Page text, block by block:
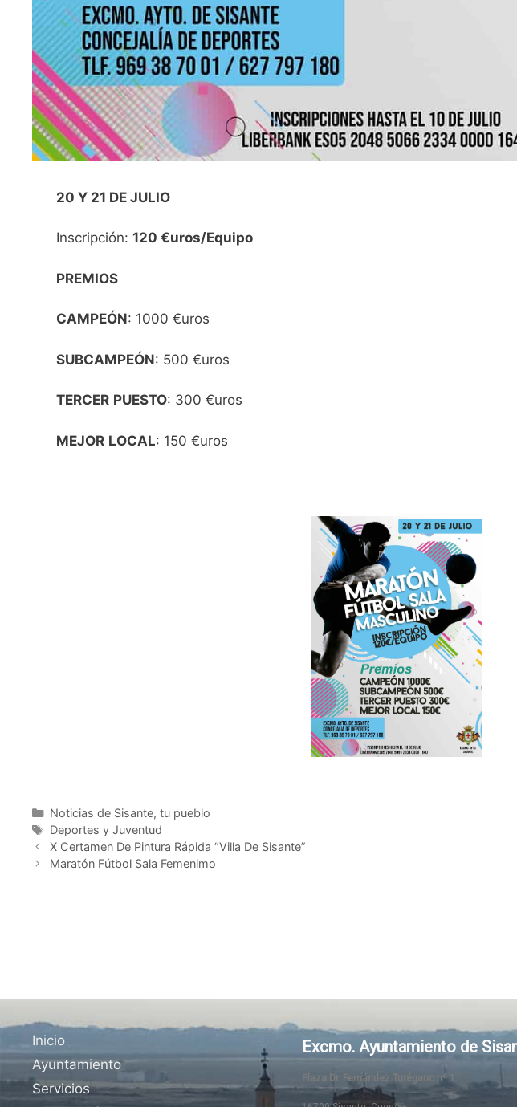
20 Y 21 DE JULIO
Inscripción: 120 €uros/Equipo
PREMIOS
CAMPEÓN: 1000 €uros
SUBCAMPEÓN: 500 €uros
TERCER PUESTO: 300 €uros
MEJOR LOCAL: 150 €uros
Noticias de Sisante, tu pueblo
Deportes y Juventud
X Certamen De Pintura Rápida “Villa De Sisante”
Maratón Fútbol Sala Femenimo
Inicio
Ayuntamiento
Servicios
Excmo. Ayuntamiento de
Plaza Dr. Fernández Turégano nº 1